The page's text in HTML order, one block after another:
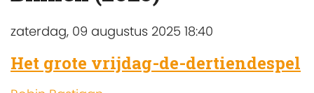
zaterdag, 09 augustus 2025 18:40
Het grote vrijdag-de-dertiendespel